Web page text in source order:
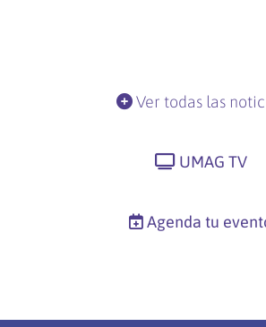
Ver todas las
UMAG TV
Agenda tu